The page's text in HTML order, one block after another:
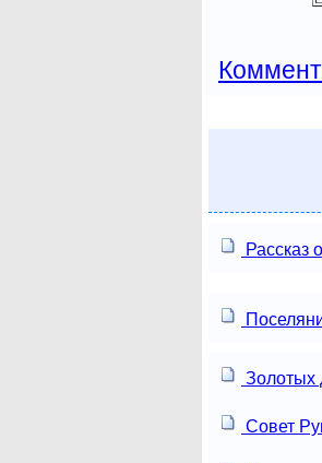
Рассказ
Золотых
Совет